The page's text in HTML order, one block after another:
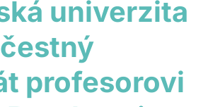
univerzita
profesorovi